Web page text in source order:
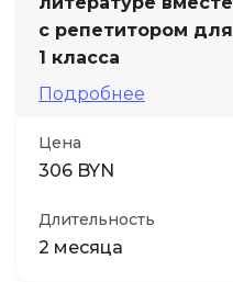
с репетитором для
1 класса
Подробнее
Цена
306 BYN
Длительность
2 месяца